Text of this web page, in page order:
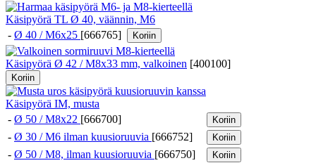
Käsipyörä TL Ø 40, väännin, M6
- Ø 40 / M6x25 [666765] Koriin
Käsipyörä Ø 42 / M8x33 mm, valkoinen [400100]
Koriin
Käsipyörä IM, musta
- Ø 50 / M8x22 [666700] Koriin
- Ø 30 / M6 ilman kuusioruuvia [666752] Koriin
- Ø 50 / M8, ilman kuusioruuvia [666750] Koriin